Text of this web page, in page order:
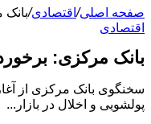
صفحه اصلی/اقتصادی/
اقتصادی
بانک مرکزی:
پولشویی و اخلال در بازار...